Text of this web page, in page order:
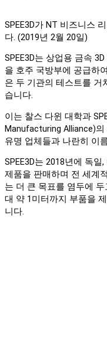
SPEE3D가 NT 비즈니스
다. (2019년 2월 20일)
SPEE3D는 상업용 금속
을 호주 국방부에 공급하
은 두 기관의 테스트를 거
습니다.
이는 찰스 다윈 대학과
Manufacturing Alliance)
유명 업체들과 나란히 이
SPEE3D는 2018년에 독
제품을 판매하며 전 세계
는 더 큰 목표를 염두에
대 약 1미터까지 부품을
니다.